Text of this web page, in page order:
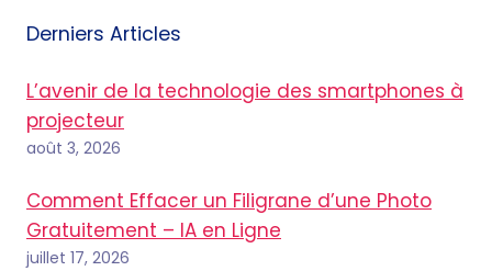
Derniers Articles
L’avenir de la technologie des smartphones à
projecteur
août 3, 2026
Comment Effacer un Filigrane d’une Photo
Gratuitement – IA en Ligne
juillet 17, 2026